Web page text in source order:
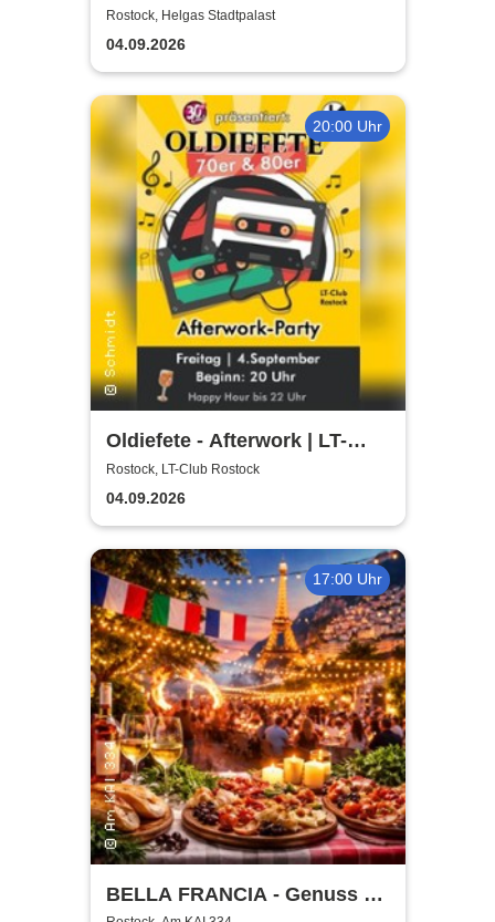
Boss Tour
Rostock, Helgas Stadtpalast
04.09.2026
20:00 Uhr
Oldiefete - Afterwork | LT-
Club Rostock
Rostock, LT-Club Rostock
04.09.2026
17:00 Uhr
BELLA FRANCIA - Genuss &